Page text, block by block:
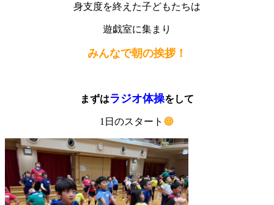
身支度を終えた子どもたちは
遊戯室に集まり
みんなで朝の挨拶！
まずはラジオ体操をして
1日のスタート